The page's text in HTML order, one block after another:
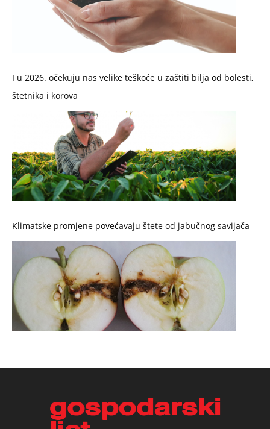
I u 2026. očekuju nas velike teškoće u zaštiti bilja od bolesti,
štetnika i korova
Klimatske promjene povećavaju štete od jabučnog savijača